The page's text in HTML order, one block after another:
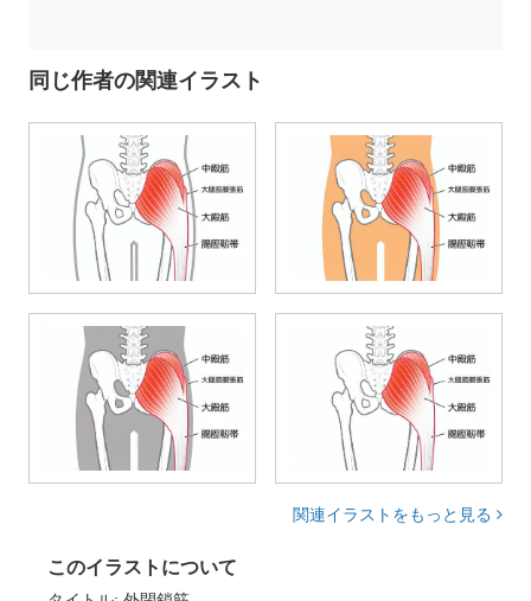
同じ作者の関連イラスト
関連イラストをもっと見る
このイラストについて